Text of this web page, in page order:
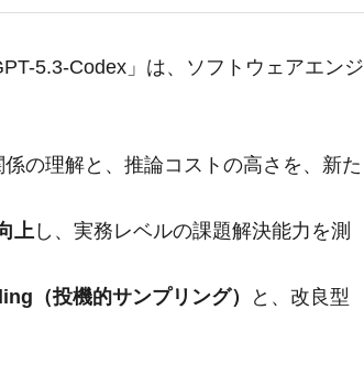
5.3-Codex」は、ソフトウェアエンジ
の理解と、推論コストの高さを、新た
上 し、実務レベルの課題解決能力を測
（投機的サンプリング）
と、改良型